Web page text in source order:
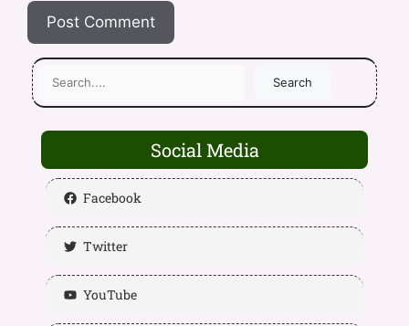
Search
Social Media
Facebook
Twitter
YouTube